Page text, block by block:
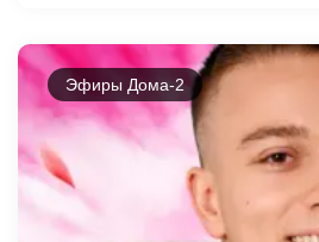
Эфиры Дома-2